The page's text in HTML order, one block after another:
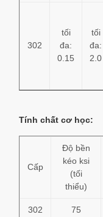
302
tối
đa:
0.15
tối
đa:
2.0
Tính chất cơ học:
Cấp
Độ bền
kéo ksi
(tối
thiểu)
302 75